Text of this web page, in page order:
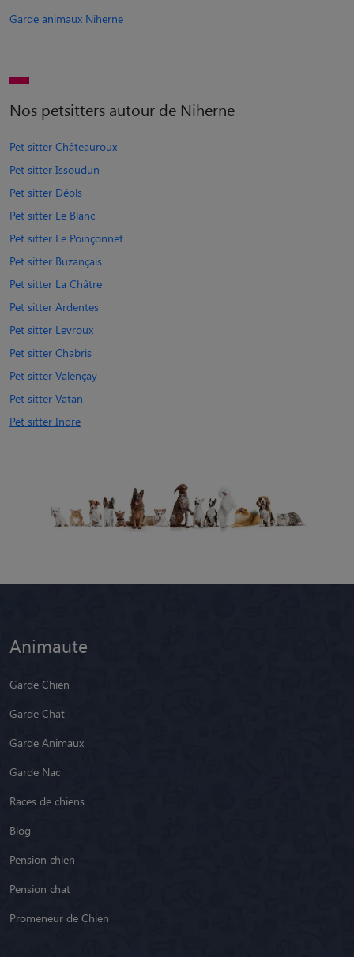
Garde animaux Niherne
Nos petsitters autour de Niherne
Pet sitter Châteauroux
Pet sitter Issoudun
Pet sitter Déols
Pet sitter Le Blanc
Pet sitter Le Poinçonnet
Pet sitter Buzançais
Pet sitter La Châtre
Pet sitter Ardentes
Pet sitter Levroux
Pet sitter Chabris
Pet sitter Valençay
Pet sitter Vatan
Pet sitter Indre
Animaute
Garde Chien
Garde Chat
Garde Animaux
Garde Nac
Races de chiens
Blog
Pension chien
Pension chat
Promeneur de Chien